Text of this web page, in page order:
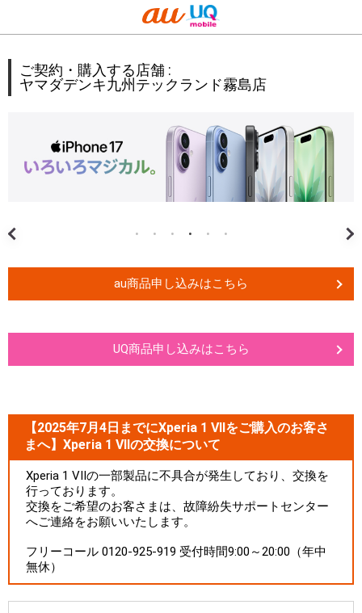
ご契約・購入する店舗 :
ヤマダデンキ九州テックランド霧島店
au商品申し込みはこちら
UQ商品申し込みはこちら
【2025年7月4日までにXperia 1 VIIをご購入のお客さ
まへ】Xperia 1 VIIの交換について
Xperia 1 VIIの一部製品に不具合が発生しており、交換を
行っております。
交換をご希望のお客さまは、故障紛失サポートセンター
へご連絡をお願いいたします。
フリーコール 0120-925-919 受付時間9:00～20:00（年中
無休）